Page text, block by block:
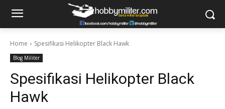
Home Spesifikasi Helikopter Black Hawk
Blog Militer
Spesifikasi Helikopter Black
Hawk